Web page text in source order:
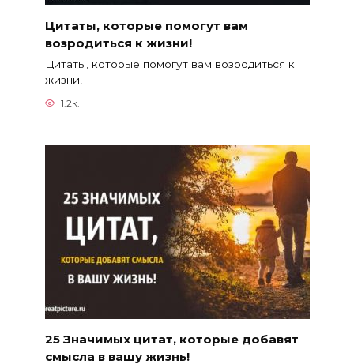
Цитаты, которые помогут вам
возродиться к жизни!
Цитаты, которые помогут вам возродиться к
жизни!
1.2к.
25 Значимых цитат, которые добавят
смысла в вашу жизнь!